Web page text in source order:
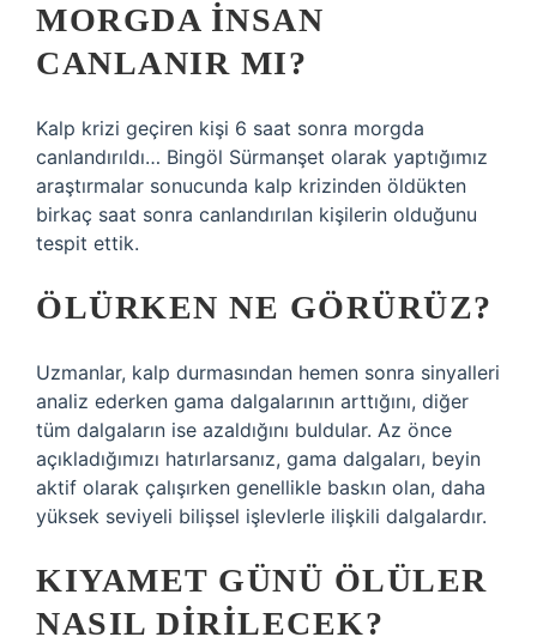
MORGDA INSAN
CANLANIR MI?
Kalp krizi geçiren kişi 6 saat sonra morgda
canlandırıldı… Bingöl Sürmanşet olarak yaptığımız
araştırmalar sonucunda kalp krizinden öldükten
birkaç saat sonra canlandırılan kişilerin olduğunu
tespit ettik.
ÖLÜRKEN NE GÖRÜRÜZ?
Uzmanlar, kalp durmasından hemen sonra sinyalleri
analiz ederken gama dalgalarının arttığını, diğer
tüm dalgaların ise azaldığını buldular. Az önce
açıkladığımızı hatırlarsanız, gama dalgaları, beyin
aktif olarak çalışırken genellikle baskın olan, daha
yüksek seviyeli bilişsel işlevlerle ilişkili dalgalardır.
KIYAMET GÜNÜ ÖLÜLER
NASIL DIRILECEK?